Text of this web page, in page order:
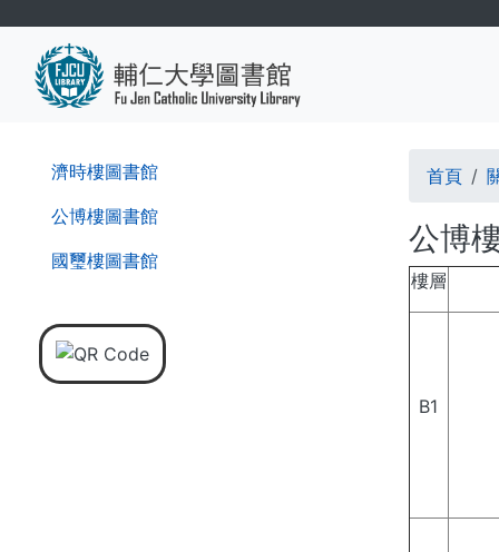
第
二
層
覽
濟時樓圖書館
公博樓圖書館
國璽樓圖書館
導
航
連
結
首頁
公博
樓層
B1